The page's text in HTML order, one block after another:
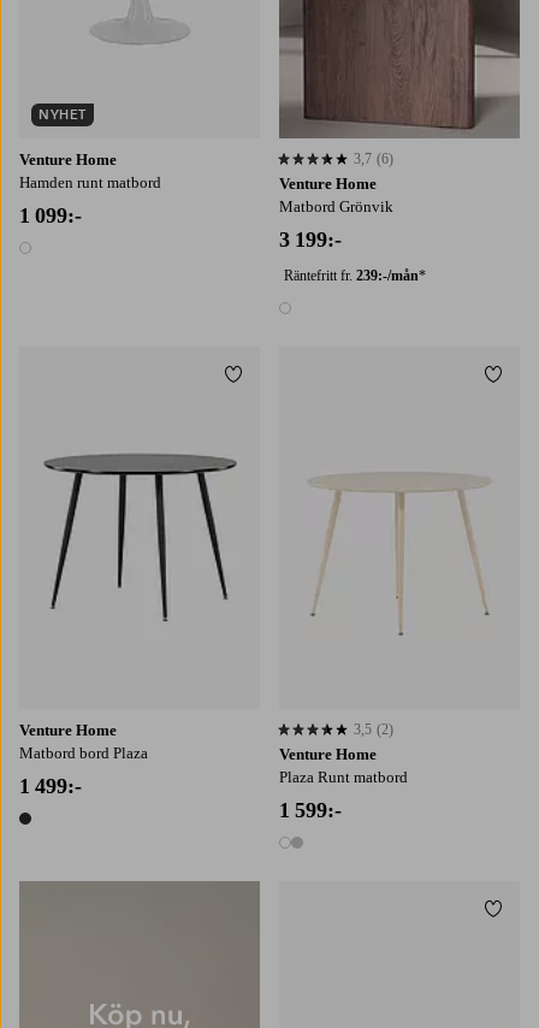
Venture Home
Hamden runt matbord
1 099:-
1 färg
NYHET
Venture Home
Matbord Grönvik
3 199:-
Räntefritt fr. 239:-/mån*
1 färg
3,7 baserat på 6 st betyg
3,7 (6)
Venture Home
Matbord bord Plaza
1 499:-
1 färg
Lägg till i favoriter
Venture Home
Plaza Runt matbord
1 599:-
2 färger
3,5 baserat på 2 st betyg
3,5 (2)